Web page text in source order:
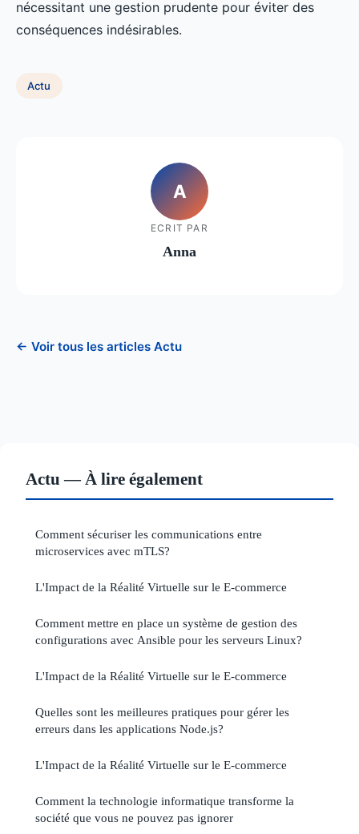
nécessitant une gestion prudente pour éviter des
conséquences indésirables.
Actu
A
ECRIT PAR
Anna
← Voir tous les articles Actu
Actu — À lire également
Comment sécuriser les communications entre
microservices avec mTLS?
L'Impact de la Réalité Virtuelle sur le E-commerce
Comment mettre en place un système de gestion des
configurations avec Ansible pour les serveurs Linux?
L'Impact de la Réalité Virtuelle sur le E-commerce
Quelles sont les meilleures pratiques pour gérer les
erreurs dans les applications Node.js?
L'Impact de la Réalité Virtuelle sur le E-commerce
Comment la technologie informatique transforme la
société que vous ne pouvez pas ignorer